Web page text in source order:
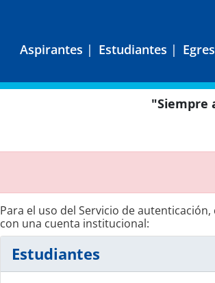
Aspirantes | Estudiantes |
"Siempre
Para el uso del Servicio de
con una cuenta institucional:
Estudiantes